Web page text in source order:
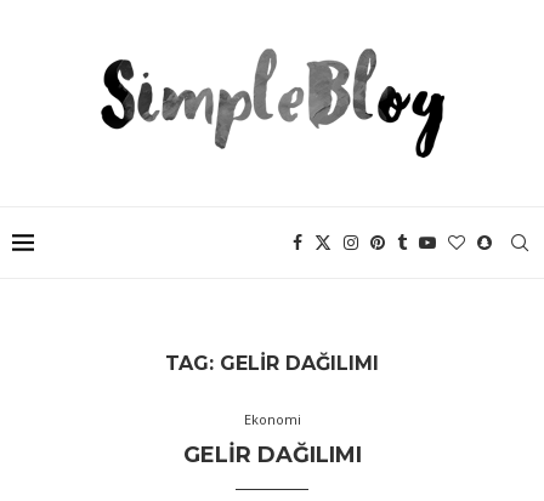
TAG: GELIR DAĞILIMI
Ekonomi
GELIR DAĞILIMI